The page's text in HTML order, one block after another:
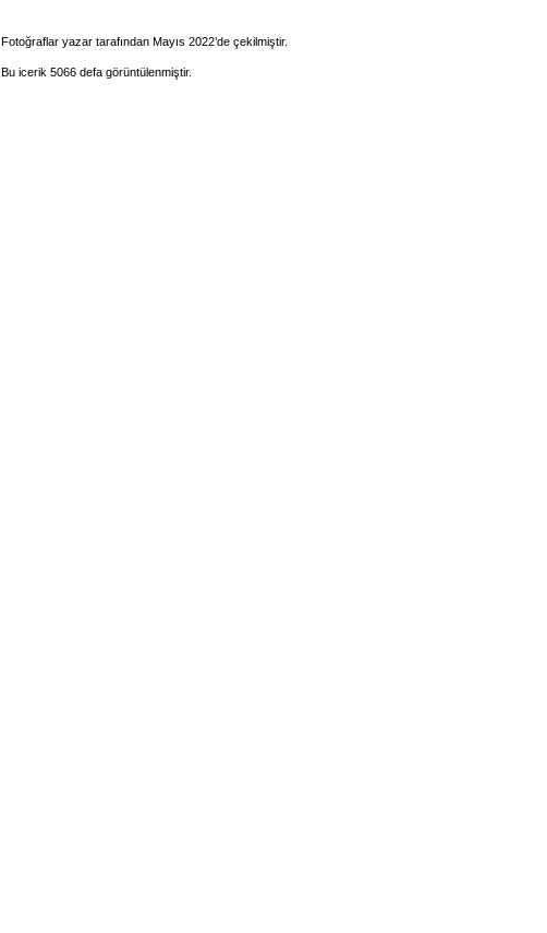
Fotoğraflar yazar tarafından Mayıs 2022’de çekilmiştir.
Bu icerik 5066 defa görüntülenmiştir.